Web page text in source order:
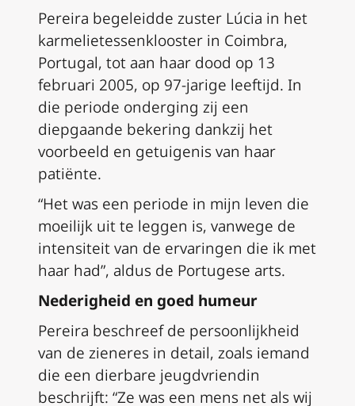
Pereira begeleidde zuster Lúcia in het
karmelietessenklooster in Coimbra,
Portugal, tot aan haar dood op 13
februari 2005, op 97-jarige leeftijd. In
die periode onderging zij een
diepgaande bekering dankzij het
voorbeeld en getuigenis van haar
patiënte.
“Het was een periode in mijn leven die
moeilijk uit te leggen is, vanwege de
intensiteit van de ervaringen die ik met
haar had”, aldus de Portugese arts.
Nederigheid en goed humeur
Pereira beschreef de persoonlijkheid
van de zieneres in detail, zoals iemand
die een dierbare jeugdvriendin
beschrijft: “Ze was een mens net als wij